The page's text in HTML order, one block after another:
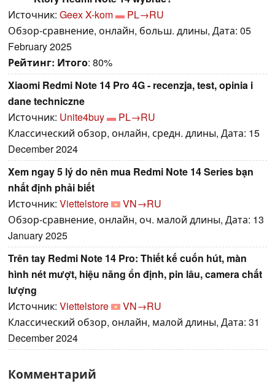
Источник: Geex X-kom
PL→RU
Обзор-сравнение, онлайн, больш. длины, Дата: 05
February 2025
Рейтинг: Итого: 80%
Xiaomi Redmi Note 14 Pro 4G - recenzja, test, opinia i
dane techniczne
Источник: Unite4buy
PL→RU
Классический обзор, онлайн, средн. длины, Дата: 15
December 2024
Xem ngay 5 lý do nên mua Redmi Note 14 Series bạn
nhất định phải biết
Источник: Viettelstore
VN→RU
Обзор-сравнение, онлайн, оч. малой длины, Дата: 13
January 2025
Trên tay Redmi Note 14 Pro: Thiết kế cuốn hút, màn
hình nét mượt, hiệu năng ổn định, pin lâu, camera chất
lượng
Источник: Viettelstore
VN→RU
Классический обзор, онлайн, малой длины, Дата: 31
December 2024
Комментарий